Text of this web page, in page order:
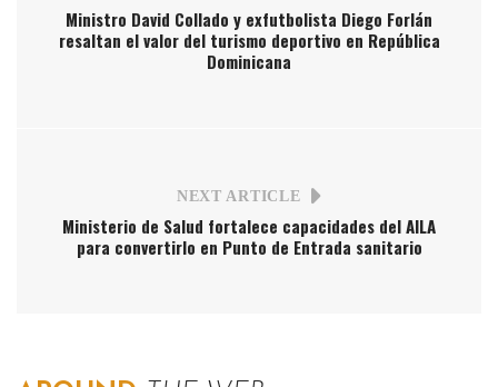
Ministro David Collado y exfutbolista Diego Forlán
resaltan el valor del turismo deportivo en República
Dominicana
NEXT ARTICLE
Ministerio de Salud fortalece capacidades del AILA
para convertirlo en Punto de Entrada sanitario